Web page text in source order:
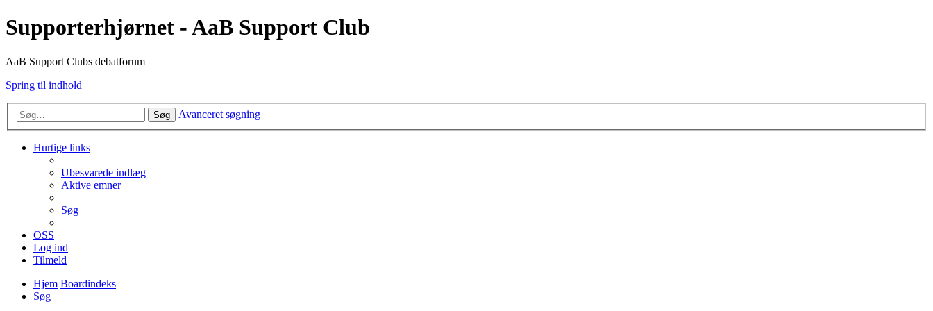
Supporterhjørnet - AaB Support Club
AaB Support Clubs debatforum
Spring til indhold
Søg Avanceret søgning
Hurtige links
Ubesvarede indlæg
Aktive emner
Søg
OSS
Log ind
Tilmeld
Hjem Boardindeks
Søg